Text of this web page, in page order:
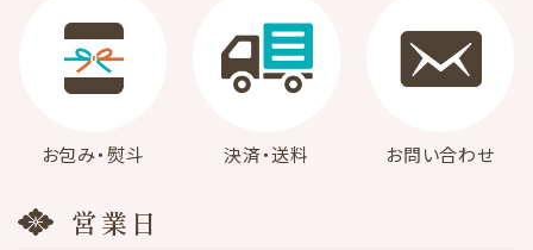
お包み・熨斗 決済・送料 お問い合わせ
営業日